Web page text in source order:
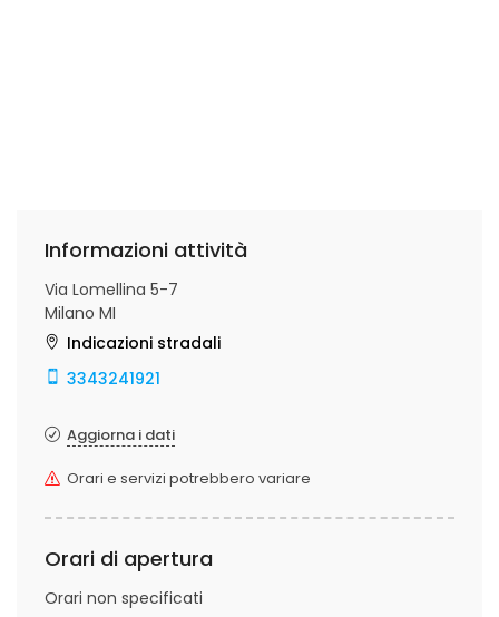
Informazioni attività
Via Lomellina 5-7
Milano MI
Indicazioni stradali
3343241921
Aggiorna i dati
Orari e servizi potrebbero variare
Orari di apertura
Orari non specificati